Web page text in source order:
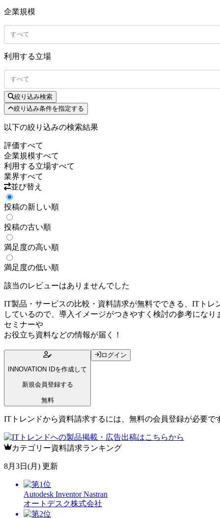
企業規模
すべて
利用する立場
すべて
絞り込み検索
絞り込み条件を指定する
以下の絞り込みの検索結果
評価すべて
企業規模すべて
利用する立場すべて
業界すべて
並び替え
投稿の新しい順
投稿の古い順
満足度の高い順
満足度の低い順
該当のレビューはありませんでした
IT製品・サービスの比較・資料請求が無料でできる、ITト
しているので、導入イメージがつきやすく検討の参考にな
セミナーや
お役立ち資料などの情報が届く！
INNOVATION IDを作成して
新規会員登録する
無料
ログイン
ITトレンドから資料請求するには、無料の会員登録が必要で
カテゴリー資料請求ランキング
8月3日(月) 更新
Autodesk Inventor Nastran
オートデスク株式会社